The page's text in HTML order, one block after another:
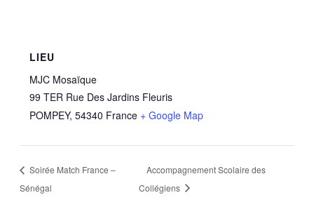
LIEU
MJC Mosaïque
99 TER Rue Des Jardins Fleuris
POMPEY, 54340 France + Google Map
Soirée Match France –
Sénégal
Accompagnement Scolaire des
Collégiens